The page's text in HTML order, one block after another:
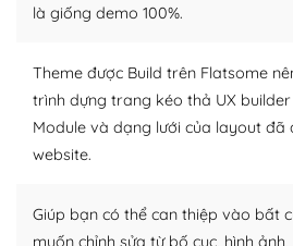
lời, giải đáp vấn đề của bạn.
– Đa dạng plugin và themes
Plugin mở rộng là thành phần cài
là giống demo 100%.
Theme được Build trên Flatsome
trình dựng trang kéo thả UX
Module và dạng lưới của layout đã
website.
Giúp bạn có thể can thiệp vào bất
muốn chỉnh sửa từ bố cục, hình